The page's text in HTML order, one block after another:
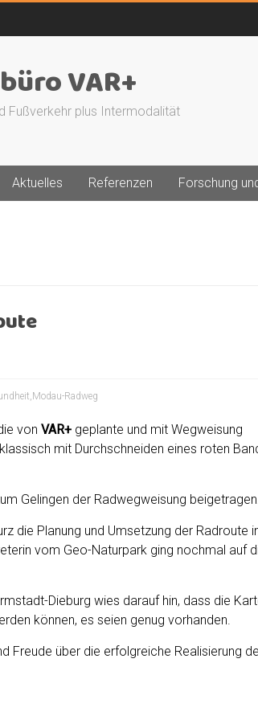
VAR+
Fußverkehr plus Intermodalität
Aktuelles Referenzen Forschung
, Modau-Radweg
von VAR+ geplante und mit Wegweisung
mit Durchschneiden eines roten
Gelingen der Radwegweisung
die Planung und Umsetzung der Radroute
vom Geo-Naturpark ging nochmal auf
Dieburg wies darauf hin, dass die
können, es seien genug vorhanden.
Freude über die erfolgreiche Realisierung